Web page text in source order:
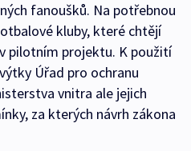
fanoušků. Na potřebnou
kluby, které chtějí
pilotním projektu. K použití
Úřad pro ochranu
vnitra ale jejich
za kterých návrh zákona